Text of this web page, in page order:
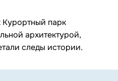
Курортный парк
архитектурой,
следы истории.